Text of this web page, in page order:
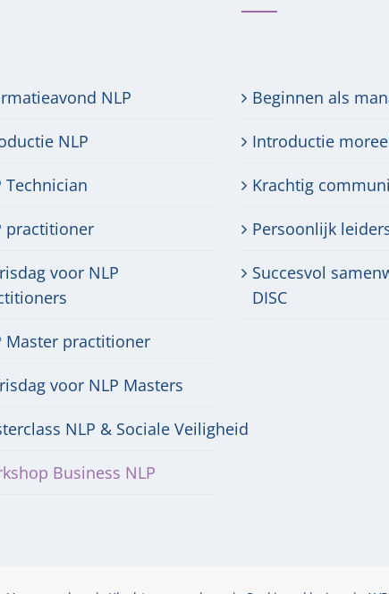
NLP
NLP
Technician
practitioner
voor NLP
Master practitioner
voor NLP Masters
NLP & Sociale Veiligheid
Business NLP
Beginnen als
Introductie
Krachtig
Persoonlijk
Succesvol
DISC